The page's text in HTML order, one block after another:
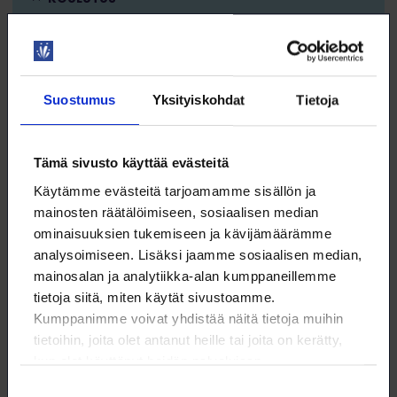
Suostumus Yksityiskohdat Tietoja
Tämä sivusto käyttää evästeitä
Käytämme evästeitä tarjoamamme sisällön ja
mainosten räätälöimiseen, sosiaalisen median
ominaisuuksien tukemiseen ja kävijämäärämme
analysoimiseen. Lisäksi jaamme sosiaalisen median,
mainosalan ja analytiikka-alan kumppaneillemme
tietoja siitä, miten käytät sivustoamme.
Kumppanimme voivat yhdistää näitä tietoja muihin
tietoihin, joita olet antanut heille tai joita on kerätty,
Excel jatko 2 – dynaaminen laskenta ja
pivot
26.8. klo 9:00 – 12:00
WEBINAARI
KOULUTUS
DIGITAIDOT